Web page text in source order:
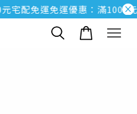
宅配免運免運優惠：滿1000元